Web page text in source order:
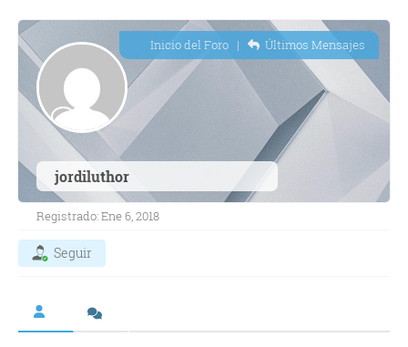
jordiluthor
Inicio del Foro| Últimos Mensajes
Registrado: Ene 6, 2018
Seguir